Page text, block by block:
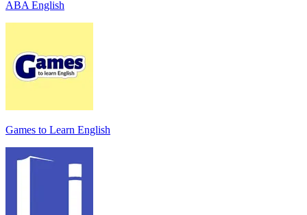
ABA English
Games to Learn English